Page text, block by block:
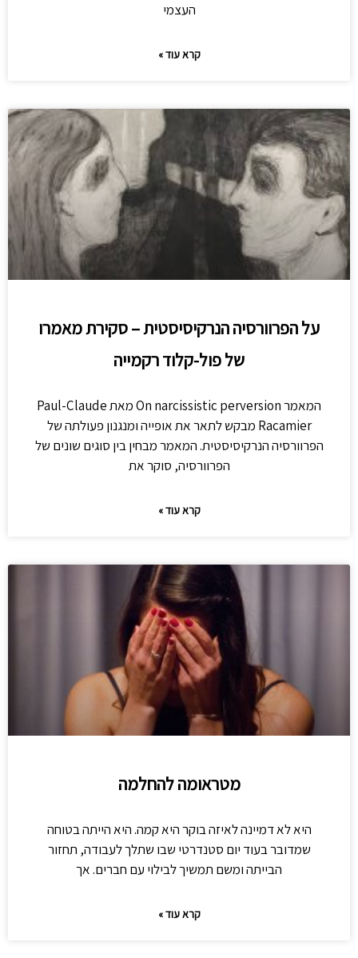
העצמי
קרא עוד »
על הפרוורסיה הנרקיסיסטית – סקירת מאמרו
של פול-קלוד רקמייה
המאמר On narcissistic perversion מאת Paul-Claude
Racamier מבקש לתאר את אופייה ומנגנון פעולתה של
הפרוורסיה הנרקיסיסטית. המאמר מבחין בין סוגים שונים של
הפרוורסיה, סוקר את
קרא עוד »
מטראומה להחלמה
היא לא דמיינה לאיזה בוקר היא קמה. היא הייתה בטוחה
שמדובר בעוד יום סטנדרטי שבו שתלך לעבודה, תחזור
הבייתה ומשם תמשיך לבילוי עם חברים. אך
קרא עוד »